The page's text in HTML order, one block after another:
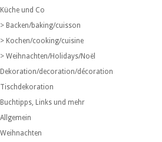
Küche und Co
> Backen/baking/cuisson
> Kochen/cooking/cuisine
> Weihnachten/Holidays/Noël
Dekoration/decoration/décoration
Tischdekoration
Buchtipps, Links und mehr
Allgemein
Weihnachten